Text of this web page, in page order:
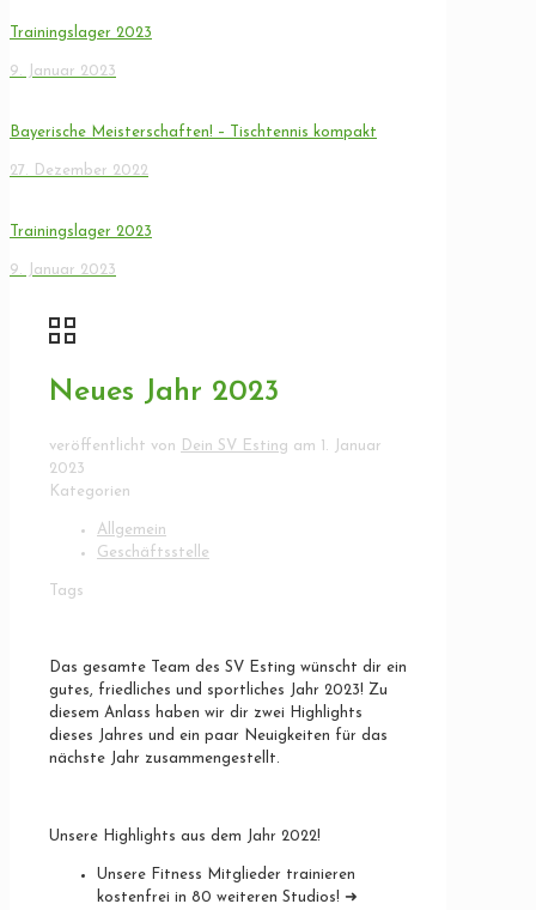
Trainingslager 2023
9. Januar 2023
Bayerische Meisterschaften! – Tischtennis kompakt
27. Dezember 2022
Trainingslager 2023
9. Januar 2023
Neues Jahr 2023
veröffentlicht von Dein SV Esting am 1. Januar
2023
Kategorien
Allgemein
Geschäftsstelle
Tags
Das gesamte Team des SV Esting wünscht dir ein
gutes, friedliches und sportliches Jahr 2023! Zu
diesem Anlass haben wir dir zwei Highlights
dieses Jahres und ein paar Neuigkeiten für das
nächste Jahr zusammengestellt.
Unsere Highlights aus dem Jahr 2022!
Unsere Fitness Mitglieder trainieren
kostenfrei in 80 weiteren Studios! ➜